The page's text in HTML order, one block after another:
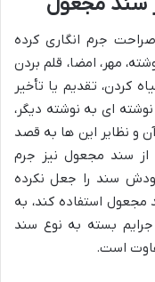
جرم انگاری کرده
مهر، امضا، قلم بردن
کردن، تقدیم یا تأخیر
ای به نوشته دیگر،
و نظایر این ها به قصد
از سند مجعول نیز جرم
سند را جعل نکرده
مجعول استفاده کند، به
بسته به نوع سند
است.